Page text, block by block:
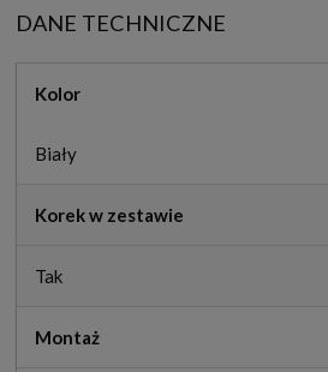
DANE TECHNICZNE
Kolor
Biały
Korek w zestawie
Tak
Montaż